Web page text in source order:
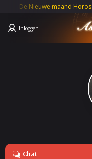
De Nieuwe maand
Inloggen
Chat